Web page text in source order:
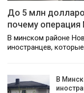
До 5 млн
почему
В минском районе
иностранцев,
В